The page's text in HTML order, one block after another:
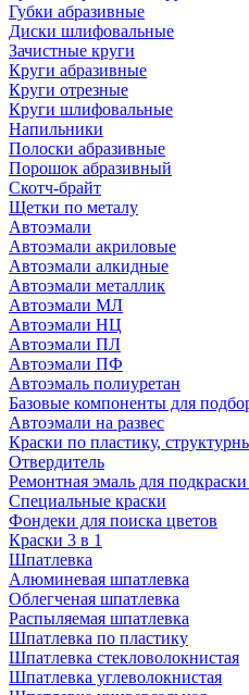
Губки абразивные
Диски шлифовальные
Зачистные круги
Круги абразивные
Круги отрезные
Круги шлифовальные
Напильники
Полоски абразивные
Порошок абразивный
Скотч-брайт
Щетки по металу
Автоэмали
Автоэмали акриловые
Автоэмали алкидные
Автоэмали металлик
Автоэмали МЛ
Автоэмали НЦ
Автоэмали ПЛ
Автоэмали ПФ
Автоэмаль полиуретан
Базовые компоненты для
Автоэмали на развес
Краски по пластику,
Отвердитель
Ремонтная эмаль для подкраски
Специальные краски
Фондеки для поиска цветов
Краски 3 в 1
Шпатлевка
Алюминевая шпатлевка
Облегченая шпатлевка
Распыляемая шпатлевка
Шпатлевка по пластику
Шпатлевка стекловолокнистая
Шпатлевка углеволокнистая